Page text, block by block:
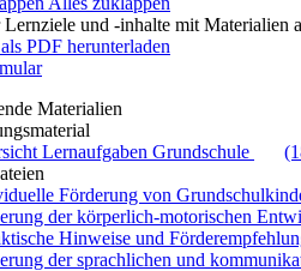
und -inhalte mit Materialien
PDF herunterladen
Materialien
Lernaufgaben Grundschule
Förderung von
der körperlich-motorischen
Hinweise und
der sprachlichen und